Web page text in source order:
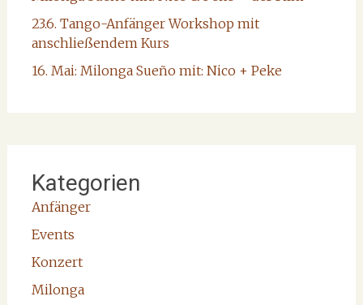
23.6. Tango-Anfänger Workshop mit
anschließendem Kurs
16. Mai: Milonga Sueño mit: Nico + Peke
Kategorien
Anfänger
Events
Konzert
Milonga